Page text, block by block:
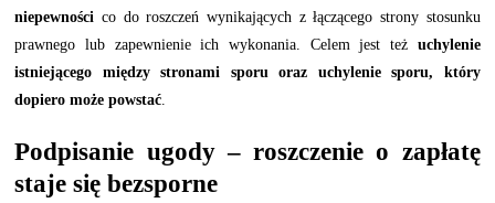
niepewności co do roszczeń wynikających z łączącego strony stosunku
prawnego lub zapewnienie ich wykonania. Celem jest też uchylenie
istniejącego między stronami sporu oraz uchylenie sporu, który
dopiero może powstać.
Podpisanie ugody – roszczenie o zapłatę
staje się bezsporne